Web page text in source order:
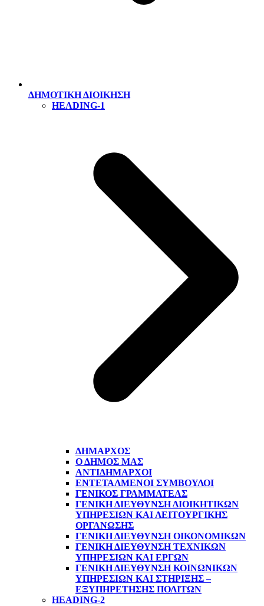
ΔΗΜΟΤΙΚΗ ΔΙΟΙΚΗΣΗ
HEADING-1
ΔΉΜΑΡΧΟΣ
Ο ΔΗΜΟΣ ΜΑΣ
ΑΝΤΙΔΉΜΑΡΧΟΙ
ΕΝΤΕΤΑΛΜΈΝΟΙ ΣΎΜΒΟΥΛΟΙ
ΓΕΝΙΚΌΣ ΓΡΑΜΜΑΤΈΑΣ
ΓΕΝΙΚΉ ΔΙΕΎΘΥΝΣΗ ΔΙΟΙΚΗΤΙΚΏΝ
ΥΠΗΡΕΣΙΏΝ ΚΑΙ ΛΕΙΤΟΥΡΓΙΚΉΣ
ΟΡΓΆΝΩΣΗΣ
ΓΕΝΙΚΉ ΔΙΕΎΘΥΝΣΗ ΟΙΚΟΝΟΜΙΚΏΝ
ΓΕΝΙΚΉ ΔΙΕΎΘΥΝΣΗ ΤΕΧΝΙΚΏΝ
ΥΠΗΡΕΣΙΏΝ ΚΑΙ ΈΡΓΩΝ
ΓΕΝΙΚΉ ΔΙΕΎΘΥΝΣΗ ΚΟΙΝΩΝΙΚΏΝ
ΥΠΗΡΕΣΙΏΝ ΚΑΙ ΣΤΉΡΙΞΗΣ –
ΕΞΥΠΗΡΈΤΗΣΗΣ ΠΟΛΙΤΏΝ
HEADING-2